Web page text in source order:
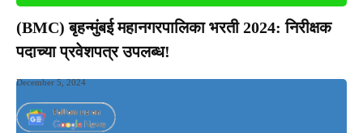
(BMC) बृहन्मुंबई महानगरपालिका भरती 2024: निरीक्षक
पदाच्या प्रवेशपत्र उपलब्ध!
December 5, 2024